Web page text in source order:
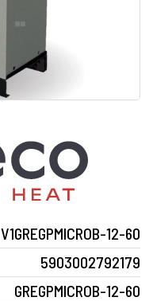
V1GREGPMICROB-12-60
5903002792179
GREGPMICROB-12-60